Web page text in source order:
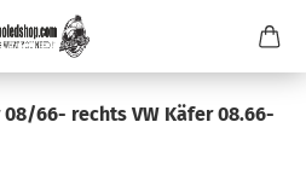
66- rechts VW Käfer 08.66-